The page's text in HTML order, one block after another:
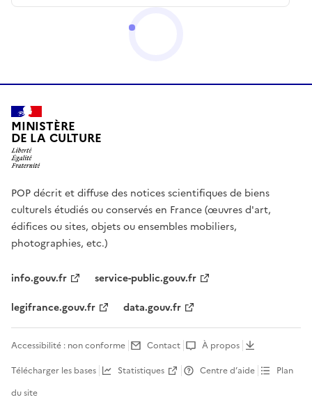
MINISTÈRE
DE LA CULTURE
POP décrit et diffuse des notices scientifiques de biens
culturels étudiés ou conservés en France (œuvres d'art,
édifices ou sites, objets ou ensembles mobiliers,
photographies, etc.)
info.gouv.fr
service-public.gouv.fr
legifrance.gouv.fr
data.gouv.fr
Accessibilité : non conforme Contact
À propos
Télécharger les bases
Statistiques Centre d’aide
Plan
du site